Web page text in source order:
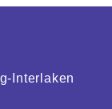
Interlaken